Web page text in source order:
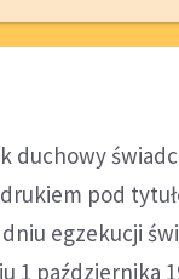
duchowy
pod
dniu egzekucji
października